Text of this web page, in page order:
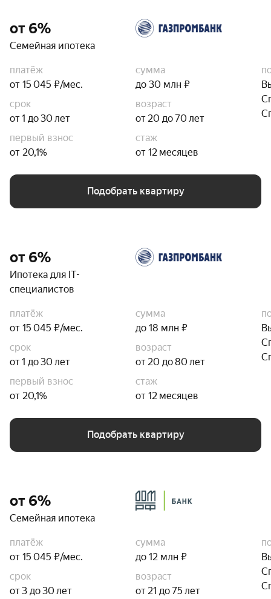
от 6%
Семейная ипотека
платёж
от 15 045 ₽/мес.
сумма
до 30 млн ₽
срок
от 1 до 30 лет
возраст
от 20 до 70 лет
первый взнос
от 20,1%
стаж
от 12 месяцев
Подобрать квартиру
от 6%
Ипотека для IT-
специалистов
платёж
от 15 045 ₽/мес.
сумма
до 18 млн ₽
срок
от 1 до 30 лет
возраст
от 20 до 80 лет
первый взнос
от 20,1%
стаж
от 12 месяцев
Подобрать квартиру
от 6%
Семейная ипотека
платёж
от 15 045 ₽/мес.
сумма
до 12 млн ₽
срок
от 3 до 30 лет
возраст
от 21 до 75 лет